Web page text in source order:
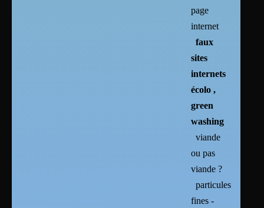
page
internet
faux
sites
internets
écolo ,
green
washing
viande
ou pas
viande ?
particules
fines -